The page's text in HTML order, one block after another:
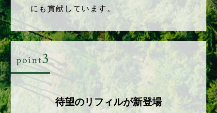
にも貢献しています。
point3
待望のリフィルが新登場